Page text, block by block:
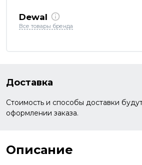
Dewal
Все товары бренда
Доставка
Стоимость и способы доставки
оформлении заказа.
Описание